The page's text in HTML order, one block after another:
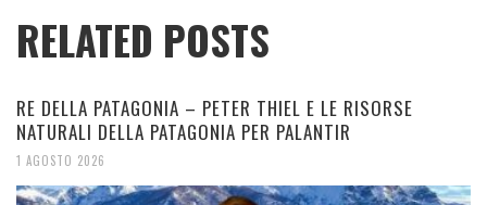
RELATED POSTS
RE DELLA PATAGONIA – PETER THIEL E LE RISORSE
NATURALI DELLA PATAGONIA PER PALANTIR
1 AGOSTO 2026